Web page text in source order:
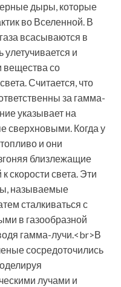
дыры, которые
во Вселенной. В
всасываются в
и
вещества со
Считается, что
за гамма-
указывает на
сверхновыми. Когда у
и они
близлежащие
скорости света. Эти
называемые
сталкиваться с
в газообразной
гамма-лучи.<br>В
сосредоточились
лучами и